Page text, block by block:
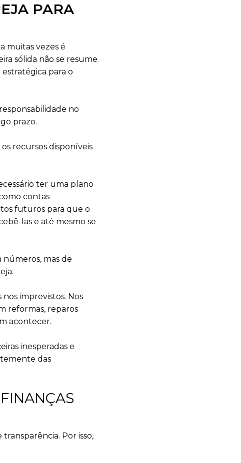
PARA
muitas vezes é
sólida não se resume
para o
no
prazo.
recursos disponíveis
ter uma plano
contas
futuros para que o
las e até mesmo se
números, mas de
imprevistos. Nos
reformas, reparos
acontecer.
inesperadas e
das
Por isso,